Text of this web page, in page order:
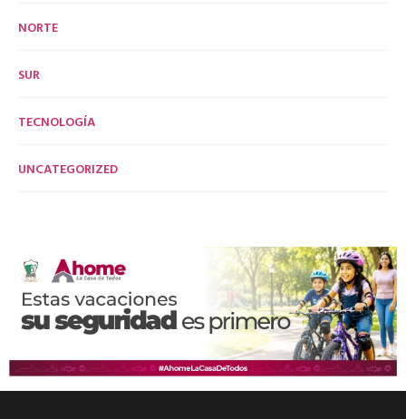
NORTE
SUR
TECNOLOGÍA
UNCATEGORIZED